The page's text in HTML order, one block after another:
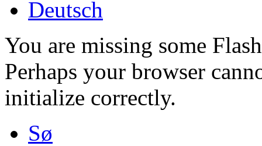
You are missing some
Perhaps your browser
initialize correctly.
Sø